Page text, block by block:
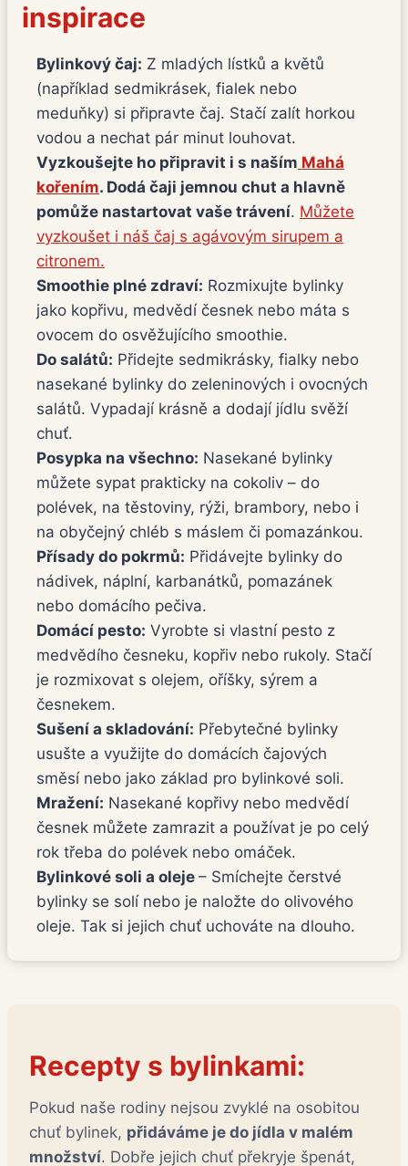
inspirace
Bylinkový čaj: Z mladých lístků a květů
(například sedmikrásek, fialek nebo
meduňky) si připravte čaj. Stačí zalít horkou
vodou a nechat pár minut louhovat.
Vyzkoušejte ho připravit i s naším Mahá
kořením. Dodá čaji jemnou chut a hlavně
pomůže nastartovat vaše trávení. Můžete
vyzkoušet i náš čaj s agávovým sirupem a
citronem.
Smoothie plné zdraví: Rozmixujte bylinky
jako kopřivu, medvědí česnek nebo máta s
ovocem do osvěžujícího smoothie.
Do salátů: Přidejte sedmikrásky, fialky nebo
nasekané bylinky do zeleninových i ovocných
salátů. Vypadají krásně a dodají jídlu svěží
chuť.
Posypka na všechno: Nasekané bylinky
můžete sypat prakticky na cokoliv – do
polévek, na těstoviny, rýži, brambory, nebo i
na obyčejný chléb s máslem či pomazánkou.
Přísady do pokrmů: Přidávejte bylinky do
nádivek, náplní, karbanátků, pomazánek
nebo domácího pečiva.
Domácí pesto: Vyrobte si vlastní pesto z
medvědího česneku, kopřiv nebo rukoly. Stačí
je rozmixovat s olejem, oříšky, sýrem a
česnekem.
Sušení a skladování: Přebytečné bylinky
usušte a využijte do domácích čajových
směsí nebo jako základ pro bylinkové soli.
Mražení: Nasekané kopřivy nebo medvědí
česnek můžete zamrazit a používat je po celý
rok třeba do polévek nebo omáček.
Bylinkové soli a oleje – Smíchejte čerstvé
bylinky se solí nebo je naložte do olivového
oleje. Tak si jejich chuť uchováte na dlouho.
Recepty s bylinkami:
Pokud naše rodiny nejsou zvyklé na osobitou
chuť bylinek, přidáváme je do jídla v malém
množství. Dobře jejich chuť překryje špenát,